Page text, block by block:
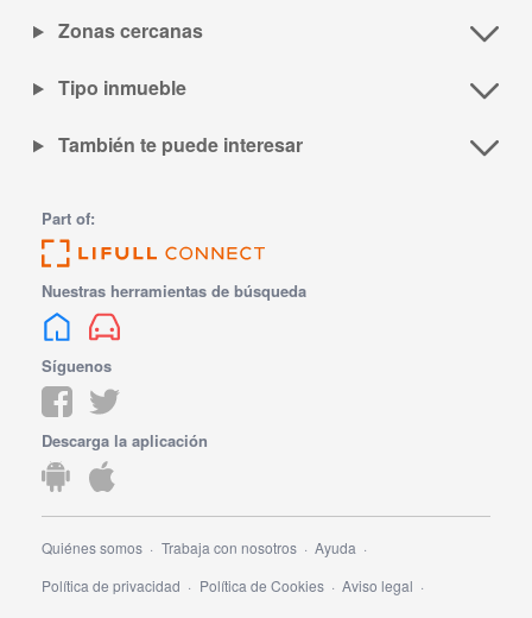
Zonas cercanas
Tipo inmueble
También te puede interesar
Part of:
Nuestras herramientas de búsqueda
Síguenos
Descarga la aplicación
Quiénes somos Trabaja con nosotros
Ayuda
Política de privacidad
Política de Cookies
Aviso legal